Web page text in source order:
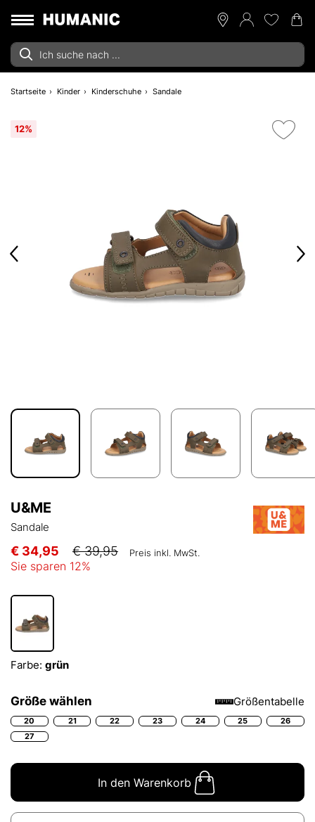
Startseite Kinder Kinderschuhe Sandale
12%
U&ME
Sandale
€ 34,95 € 39,95 Preis inkl. MwSt.
Sie sparen 12%
Farbe: grün
Größe wählen Größentabelle
20 21 22 23 24 25
26
27
In den Warenkorb